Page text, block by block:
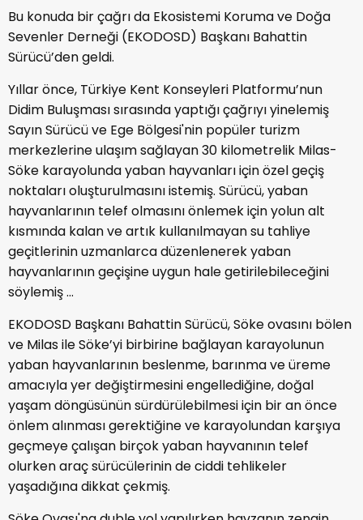
Bu konuda bir çağrı da Ekosistemi Koruma ve Doğa
Sevenler Derneği (EKODOSD) Başkanı Bahattin
Sürücü’den geldi.
Yıllar önce, Türkiye Kent Konseyleri Platformu’nun
Didim Buluşması sırasında yaptığı çağrıyı yinelemiş
Sayın Sürücü ve Ege Bölgesi'nin popüler turizm
merkezlerine ulaşım sağlayan 30 kilometrelik Milas-
Söke karayolunda yaban hayvanları için özel geçiş
noktaları oluşturulmasını istemiş. Sürücü, yaban
hayvanlarının telef olmasını önlemek için yolun alt
kısmında kalan ve artık kullanılmayan su tahliye
geçitlerinin uzmanlarca düzenlenerek yaban
hayvanlarının geçişine uygun hale getirilebileceğini
söylemiş ...
EKODOSD Başkanı Bahattin Sürücü, Söke ovasını bölen
ve Milas ile Söke’yi birbirine bağlayan karayolunun
yaban hayvanlarının beslenme, barınma ve üreme
amacıyla yer değiştirmesini engellediğine, doğal
yaşam döngüsünün sürdürülebilmesi için bir an önce
önlem alınması gerektiğine ve karayolundan karşıya
geçmeye çalışan birçok yaban hayvanının telef
olurken araç sürücülerinin de ciddi tehlikeler
yaşadığına dikkat çekmiş.